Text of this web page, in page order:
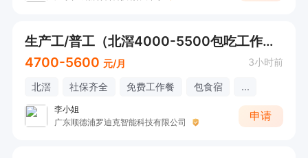
生产工/普工（北滘4000-5500包吃工作餐+节日慰问）欢迎直接电话联系
4700-5600 元/月 3小时前
北滘 社保齐全 免费工作餐 包食宿 ...
李小姐
广东顺德浦罗迪克智能科技有限公司
申请